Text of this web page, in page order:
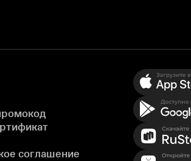
соглашение